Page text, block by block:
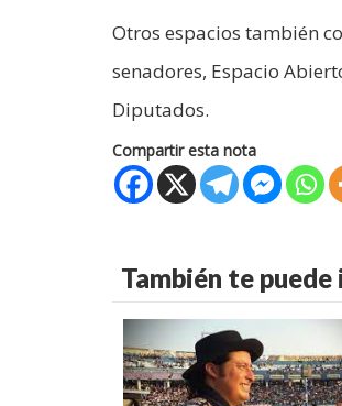
Otros espacios también
senadores, Espacio
Diputados.
Compartir esta nota
También te